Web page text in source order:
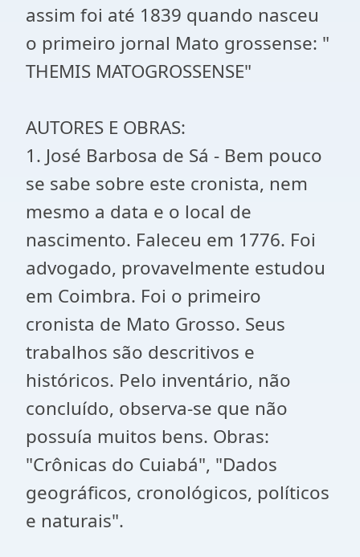
assim foi até 1839 quando nasceu
o primeiro jornal Mato grossense: "
THEMIS MATOGROSSENSE"
AUTORES E OBRAS:
1. José Barbosa de Sá - Bem pouco
se sabe sobre este cronista, nem
mesmo a data e o local de
nascimento. Faleceu em 1776. Foi
advogado, provavelmente estudou
em Coimbra. Foi o primeiro
cronista de Mato Grosso. Seus
trabalhos são descritivos e
históricos. Pelo inventário, não
concluído, observa-se que não
possuía muitos bens. Obras:
"Crônicas do Cuiabá", "Dados
geográficos, cronológicos, políticos
e naturais".